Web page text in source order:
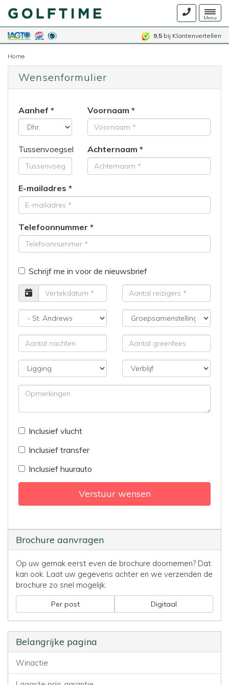
Menu
9,5 bij Klantenvertellen
Home
Wensenformulier
Aanhef Voornaam
Tussenvoegsel Achternaam
E-mailadres
Telefoonnummer
Schrijf me in voor de nieuwsbrief
Vertrekdatum
Aantal
reizigers
Bestemming
Groepsamenstelling
Aantal
nachten
Aantal
greenfees
Ligging
Verblijf
Opmerkingen
Inclusief vlucht
Inclusief transfer
Inclusief huurauto
Verstuur wensen
Brochure aanvragen
Op uw gemak eerst even de brochure doornemen? Dat
kan ook. Laat uw gegevens achter en we verzenden de
brochure zo snel mogelijk.
Per post Digitaal
Belangrijke pagina
Winactie